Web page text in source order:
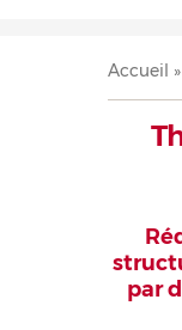
Fil
Accueil
par